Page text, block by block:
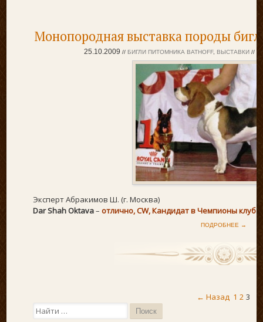
Монопородная выставка породы
25.10.2009 // БИГЛИ ПИТОМНИКА BATHOFF, ВЫСТАВКИ//
Эксперт Абракимов Ш. (г. Москва)
Dar Shah Oktava– отлично, CW, Кандидат в Чемпионы клуба.
ПОДРОБНЕЕ →
←Назад 1 2 3
Поиск...